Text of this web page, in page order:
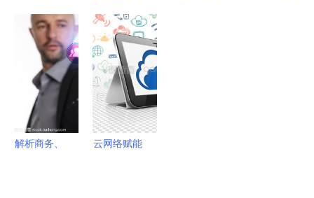
业互联
网”典型应
用案例深度
分析 网络
技术服务的
核心支撑
与两大省级
标杆项目，
贵州电商云
技术实力获
权威认定
解析商务、
云网络赋能